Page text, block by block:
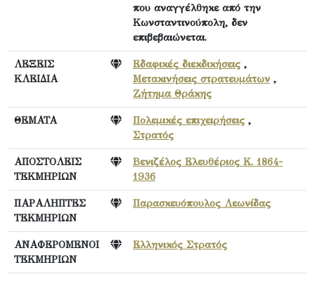
που αναγγέλθηκε από την
Κωνσταντινούπολη, δεν
επιβεβαιώνεται.
ΛΕΞΕΙΣ
ΚΛΕΙΔΙΑ
Εδαφικές διεκδικήσεις ,
Μετακινήσεις στρατευμάτων ,
Ζήτημα Θράκης
ΘΕΜΑΤΑ Πολεμικές επιχειρήσεις ,
Στρατός
ΑΠΟΣΤΟΛΕΙΣ
ΤΕΚΜΗΡΙΩΝ
Βενιζέλος Ελευθέριος Κ. 1864-
1936
ΠΑΡΑΛΗΠΤΕΣ
ΤΕΚΜΗΡΙΩΝ
Παρασκευόπουλος Λεωνίδας
ΑΝΑΦΕΡΟΜΕΝΟΙ
ΤΕΚΜΗΡΙΩΝ
Ελληνικός Στρατός